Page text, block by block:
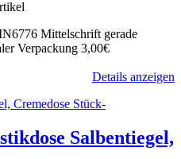
Mittelschrift gerade
Verpackung 3,00€
Details anzeigen
Salbentiegel,